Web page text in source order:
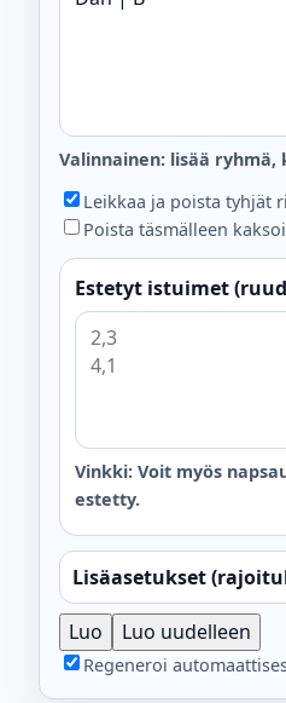
Valinnainen: lisää
Leikkaa ja poista tyhjät
Poista täsmälleen
Estetyt istuimet
Vinkki: Voit myös
estetty.
Lisäasetukset
Luo Luo uudelleen
Regeneroi